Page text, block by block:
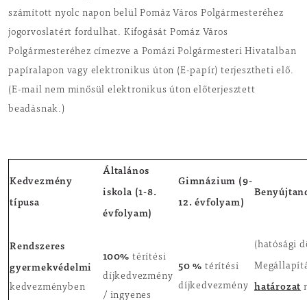
számított nyolc napon belül Pomáz Város Polgármesteréhez
jogorvoslatért fordulhat. Kifogását Pomáz Város
Polgármesteréhez címezve a Pomázi Polgármesteri Hivatalban
papíralapon vagy elektronikus úton (E-papír) terjesztheti elő.
(E-mail nem minősül elektronikus úton előterjesztett
beadásnak.)
Kedvezmény
típusa
Általános
iskola (1-8.
évfolyam)
Gimnázium (9-
12. évfolyam)
Rendszeres
gyermekvédelmi
kedvezményben
100% térítési
díjkedvezmény
/ ingyenes
50 % térítési
díjkedvezmény
(hatósági
határozat